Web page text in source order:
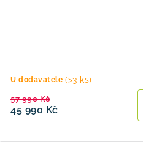
U dodavatele (>3 ks)
45 990 Kč
57 990 Kč